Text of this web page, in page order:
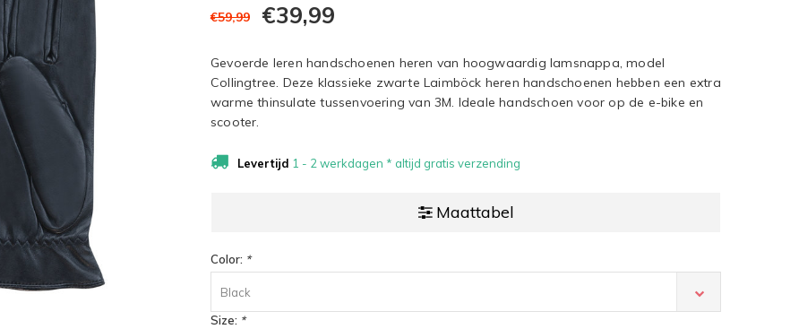
€59,99 €39,99
Gevoerde leren handschoenen heren van hoogwaardig lamsnappa, model
Collingtree. Deze klassieke zwarte Laimböck heren handschoenen hebben een extra
warme thinsulate tussenvoering van 3M. Ideale handschoen voor op de e-bike en
scooter.
Levertijd 1 - 2 werkdagen * altijd gratis verzending
Maattabel
Color: *
Black
Size: *